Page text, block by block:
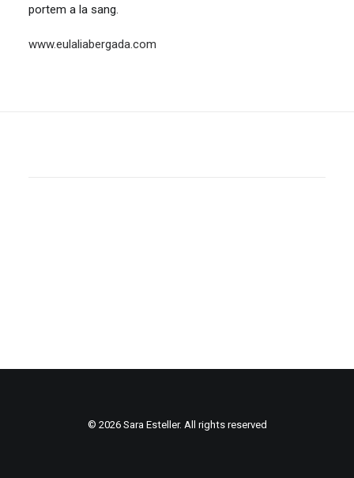
portem a la sang.
www.eulaliabergada.com
© 2026 Sara Esteller. All rights reserved